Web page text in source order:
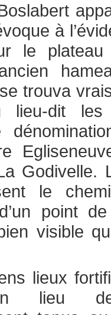
à
le
trouva
lieu-dit les
Godivelle.
le
point
visible
lieux
lieu